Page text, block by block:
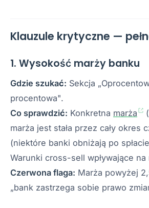
Klauzule krytyczne —
1. Wysokość marży banku
Gdzie szukać: Sekcja
procentowa".
Co sprawdzić: Konkretna marża
marża jest stała przez cały okres
(niektóre banki obniżają po
Warunki cross-sell wpływające na
Czerwona flaga: Marża powyżej
„bank zastrzega sobie prawo